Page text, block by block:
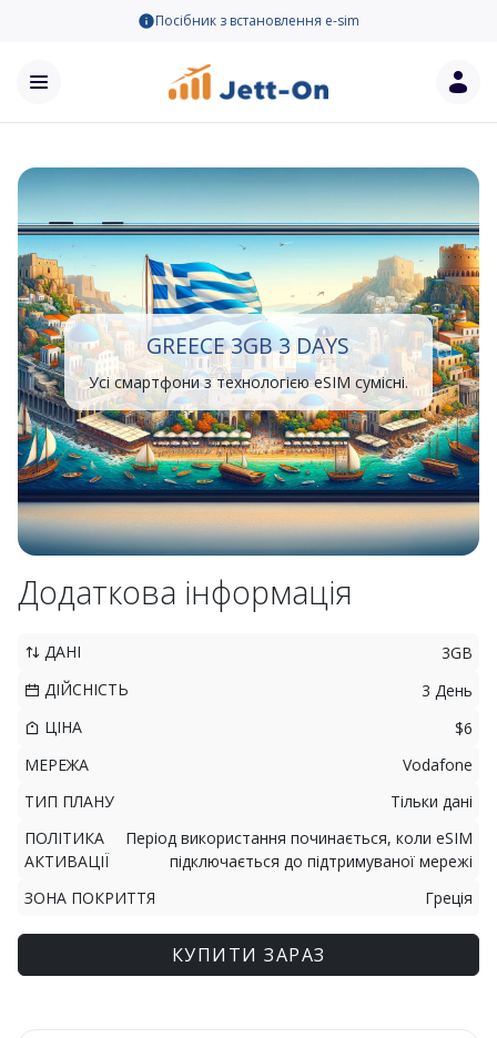
Посібник з встановлення e-sim
GREECE 3GB 3 DAYS
Усі смартфони з технологією eSIM сумісні.
Додаткова інформація
ДАНІ
3GB
ДІЙСНІСТЬ
3 День
ЦІНА
$6
МЕРЕЖА
Vodafone
ТИП ПЛАНУ
Тільки дані
ПОЛІТИКА
АКТИВАЦІЇ
Період використання починається, коли eSIM
підключається до підтримуваної мережі
ЗОНА ПОКРИТТЯ
Греція
КУПИТИ ЗАРАЗ